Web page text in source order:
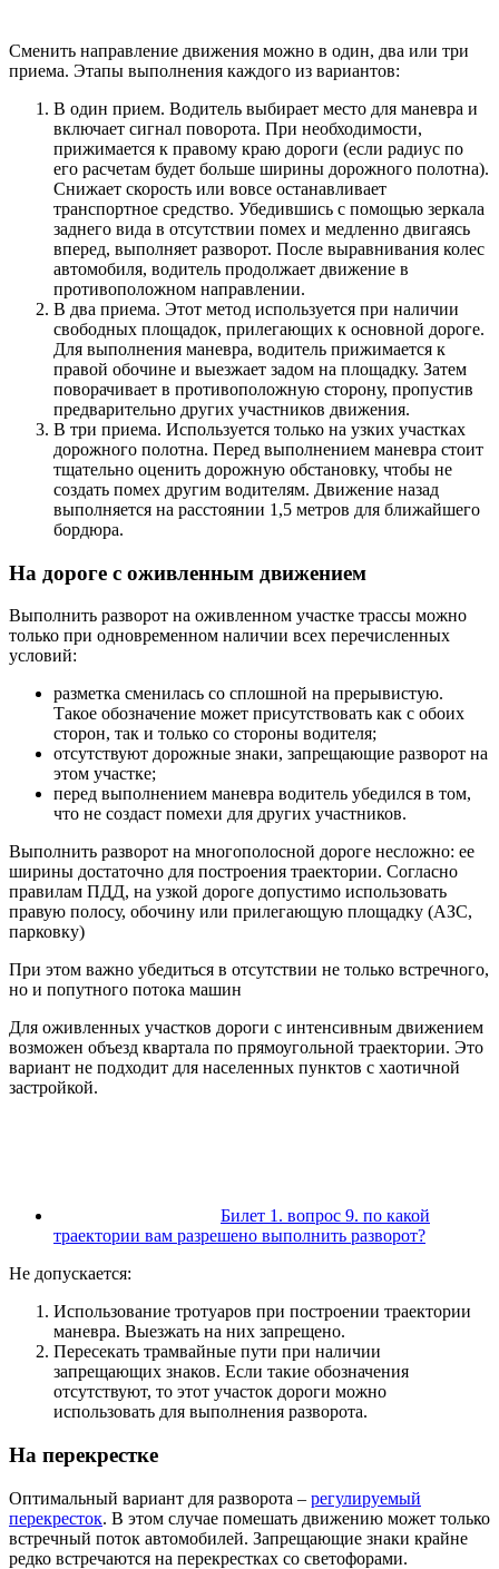
Сменить направление движения можно в один, два или три
приема. Этапы выполнения каждого из вариантов:
В один прием. Водитель выбирает место для маневра и
включает сигнал поворота. При необходимости,
прижимается к правому краю дороги (если радиус по
его расчетам будет больше ширины дорожного полотна).
Снижает скорость или вовсе останавливает
транспортное средство. Убедившись с помощью зеркала
заднего вида в отсутствии помех и медленно двигаясь
вперед, выполняет разворот. После выравнивания колес
автомобиля, водитель продолжает движение в
противоположном направлении.
В два приема. Этот метод используется при наличии
свободных площадок, прилегающих к основной дороге.
Для выполнения маневра, водитель прижимается к
правой обочине и выезжает задом на площадку. Затем
поворачивает в противоположную сторону, пропустив
предварительно других участников движения.
В три приема. Используется только на узких участках
дорожного полотна. Перед выполнением маневра стоит
тщательно оценить дорожную обстановку, чтобы не
создать помех другим водителям. Движение назад
выполняется на расстоянии 1,5 метров для ближайшего
бордюра.
На дороге с оживленным движением
Выполнить разворот на оживленном участке трассы можно
только при одновременном наличии всех перечисленных
условий:
разметка сменилась со сплошной на прерывистую.
Такое обозначение может присутствовать как с обоих
сторон, так и только со стороны водителя;
отсутствуют дорожные знаки, запрещающие разворот на
этом участке;
перед выполнением маневра водитель убедился в том,
что не создаст помехи для других участников.
Выполнить разворот на многополосной дороге несложно: ее
ширины достаточно для построения траектории. Согласно
правилам ПДД, на узкой дороге допустимо использовать
правую полосу, обочину или прилегающую площадку (АЗС,
парковку)
При этом важно убедиться в отсутствии не только встречного,
но и попутного потока машин
Для оживленных участков дороги с интенсивным движением
возможен объезд квартала по прямоугольной траектории. Это
вариант не подходит для населенных пунктов с хаотичной
застройкой.
Билет 1. вопрос 9. по какой
траектории вам разрешено выполнить разворот?
Не допускается:
Использование тротуаров при построении траектории
маневра. Выезжать на них запрещено.
Пересекать трамвайные пути при наличии
запрещающих знаков. Если такие обозначения
отсутствуют, то этот участок дороги можно
использовать для выполнения разворота.
На перекрестке
Оптимальный вариант для разворота – регулируемый
перекресток. В этом случае помешать движению может только
встречный поток автомобилей. Запрещающие знаки крайне
редко встречаются на перекрестках со светофорами.